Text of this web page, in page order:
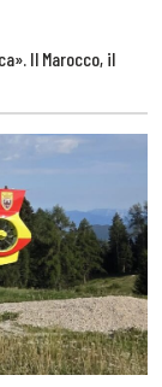
Il Marocco, il